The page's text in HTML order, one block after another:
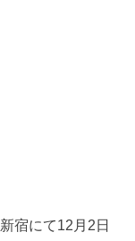
宿にて12月2日